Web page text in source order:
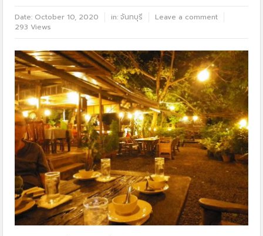
Date: October 10, 2020 in:จันทบุรี
Leave a comment
293 Views